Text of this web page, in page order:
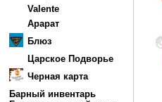
Valente
Арарат
Блюз
Царское Подворье
Черная карта
Барный инвентарь